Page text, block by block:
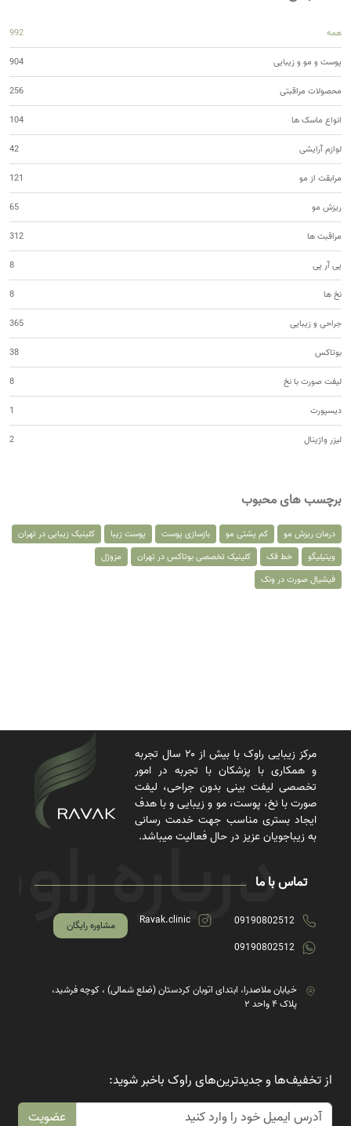
همه 992
پوست و مو و زیبایی 904
محصولات مراقبتی 256
انواع ماسک ها 104
لوازم آرایشی 42
مرابقت از مو 121
ریزش مو 65
مراقبت ها 312
پی آر پی 8
نخ ها 8
جراحی و زیبایی 365
بوتاکس 38
لیفت صورت با نخ 8
دیسپورت 1
لیزر واژینال 2
برچسب های محبوب
درمان ریزش مو کم پشتی مو بازسازی پوست پوست زیبا
کلینیک زیبایی در تهران
ویتیلیگو
خط فک کلینیک تخصصی بوتاکس در تهران
مزوژل
فیشیال صورت در ونک
مرکز زیبایی راوک با بیش از ۲۰ سال تجربه
و همکاری با پزشکان با تجربه در امور
تخصصی لیفت بینی بدون جراحی، لیفت
صورت با نخ، پوست، مو و زیبایی و با هدف
ایجاد بستری مناسب جهت خدمت رسانی
به زیباجویان عزیز در حال فعالیت میباشد.
تماس با ما
09190802512
09190802512
Ravak.clinic مشاوره رایگان
خیابان ملاصدرا، ابتدای اتوبان کردستان (ضلع شمالی) ، کوچه فرشید،
پلاک ۴ واحد ۲
از تخفیف‌ها و جدیدترین‌های راوک باخبر شوید:
عضویت